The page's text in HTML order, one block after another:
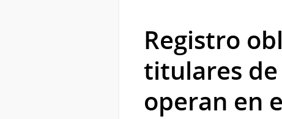
Registro
titulares de
operan en